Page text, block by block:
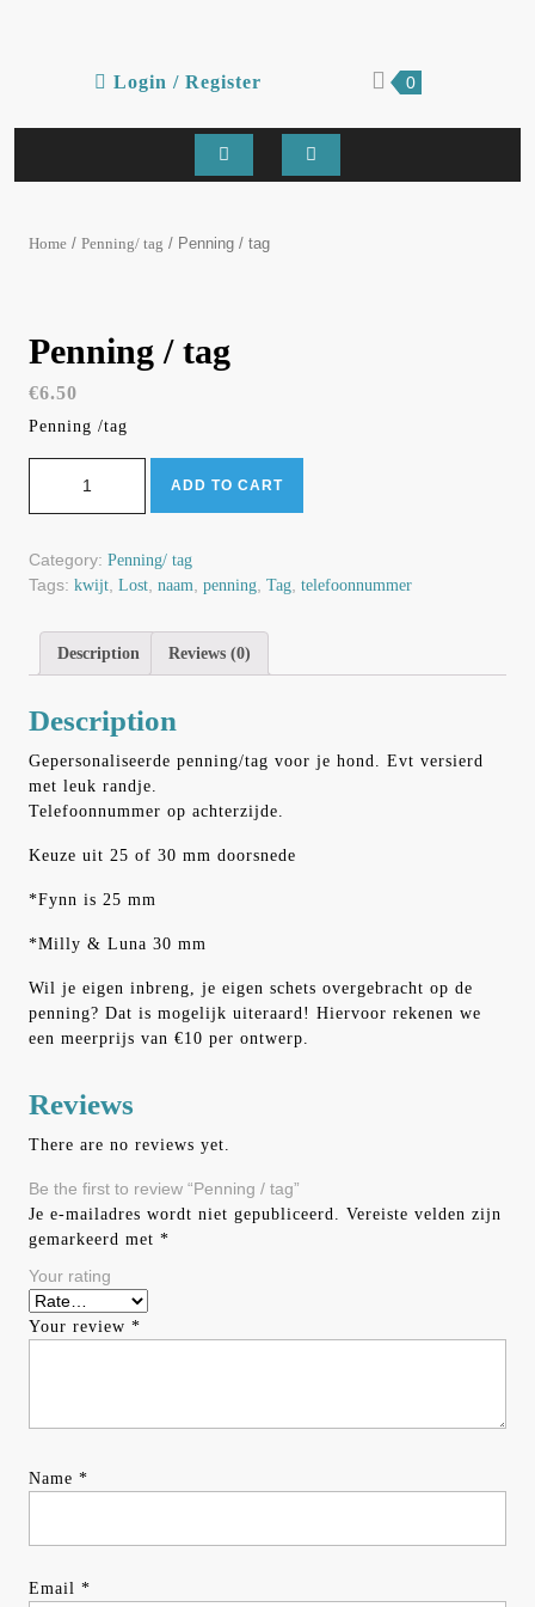
Login / Register
Register
shopping
0
Open
Home / Penning/ tag / Penning / tag
Penning / tag
€6.50
Penning /tag
ADD TO CART
Category: Penning/ tag
Tags: kwijt Lost naam penning Tag telefoonnummer
Description Reviews (0)
Description
Gepersonaliseerde penning/tag voor je hond. Evt versierd
met leuk randje.
Telefoonnummer op achterzijde.
Keuze uit 25 of 30 mm doorsnede
*Fynn is 25 mm
*Milly & Luna 30 mm
Wil je eigen inbreng, je eigen schets overgebracht op de
penning? Dat is mogelijk uiteraard! Hiervoor rekenen we
een meerprijs van €10 per ontwerp.
Reviews
There are no reviews yet.
Be the first to review “Penning / tag”
Je e-mailadres wordt niet gepubliceerd.
Vereiste velden zijn
gemarkeerd met *
Your rating
Your review *
Name *
Email *